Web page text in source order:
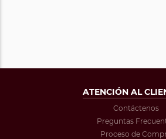
ATENCIÓN AL
Contáctenos
Preguntas
Proceso de